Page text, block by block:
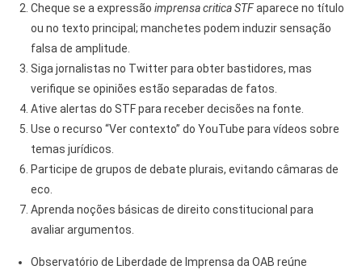
Cheque se a expressão imprensa critica STFaparece no título
ou no texto principal; manchetes podem induzir sensação
falsa de amplitude.
Siga jornalistas no Twitter para obter bastidores, mas
verifique se opiniões estão separadas de fatos.
Ative alertas do STF para receber decisões na fonte.
Use o recurso “Ver contexto” do YouTube para vídeos sobre
temas jurídicos.
Participe de grupos de debate plurais, evitando câmaras de
eco.
Aprenda noções básicas de direito constitucional para
avaliar argumentos.
Observatório de Liberdade de Imprensa da OAB reúne